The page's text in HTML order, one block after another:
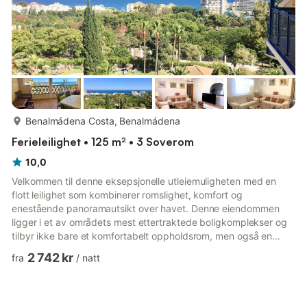
Benalmádena Costa, Benalmádena
Ferieleilighet • 125 m² • 3 Soverom
10,0
Velkommen til denne eksepsjonelle utleiemuligheten med en
flott leilighet som kombinerer romslighet, komfort og
enestående panoramautsikt over havet. Denne eiendommen
ligger i et av områdets mest ettertraktede boligkomplekser og
tilbyr ikke bare et komfortabelt oppholdsrom, men også en
inngangen blir du møtt av en romslig stue som gir rikelig med
fra 2 742 kr / natt